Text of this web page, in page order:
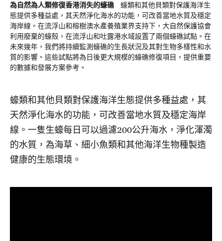
為自然為人類修復香港消失的蠔礁
蠔類和其他貝類對保護海洋生
態提供多種益處，其天然淨化海水的功能，可改善當地水質及穩定
海岸線。在流浮山和榕樹澳水產養殖業界支持下，大自然保護協會
利用廢棄的蠔殼，在流浮山和吐露港水域設置了兩個蠔礁試點。在
未來幾年，我們將持續監測蠔礁的生長狀況及其對生物多樣性和水
質的影響。這些試點將為日後更大規模的蠔礁修復項目，提供重要
的數據和發展方案參考。
蠔類和其他貝類對保護海洋生態提供多種益處，其
天然淨化海水的功能，可改善當地水質及穩定海岸
線。一隻生蠔每日可以過濾200公升海水，淨化渾濁
的水質，為海草、細小魚類和其他海洋生物種製造
健康的生態環境。